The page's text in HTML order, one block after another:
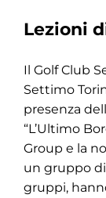
Lezioni
Il Golf Club
Settimo
presenza
“L’Ultimo
Group e la
un gruppo
gruppi,